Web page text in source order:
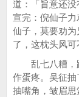
道：「旨意还没
宣完：倪仙子
仙子，莫要劝为
了，这枕头风可
乱七八糟，跟
作蛋疼。吴征抽
抽嘴角，皱眉